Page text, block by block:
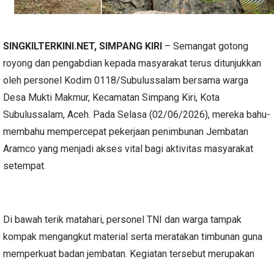
SINGKILTERKINI.NET, SIMPANG KIRI – Semangat gotong
royong dan pengabdian kepada masyarakat terus ditunjukkan
oleh personel Kodim 0118/Subulussalam bersama warga
Desa Mukti Makmur, Kecamatan Simpang Kiri, Kota
Subulussalam, Aceh. Pada Selasa (02/06/2026), mereka bahu-
membahu mempercepat pekerjaan penimbunan Jembatan
Aramco yang menjadi akses vital bagi aktivitas masyarakat
setempat.
Di bawah terik matahari, personel TNI dan warga tampak
kompak mengangkut material serta meratakan timbunan guna
memperkuat badan jembatan. Kegiatan tersebut merupakan